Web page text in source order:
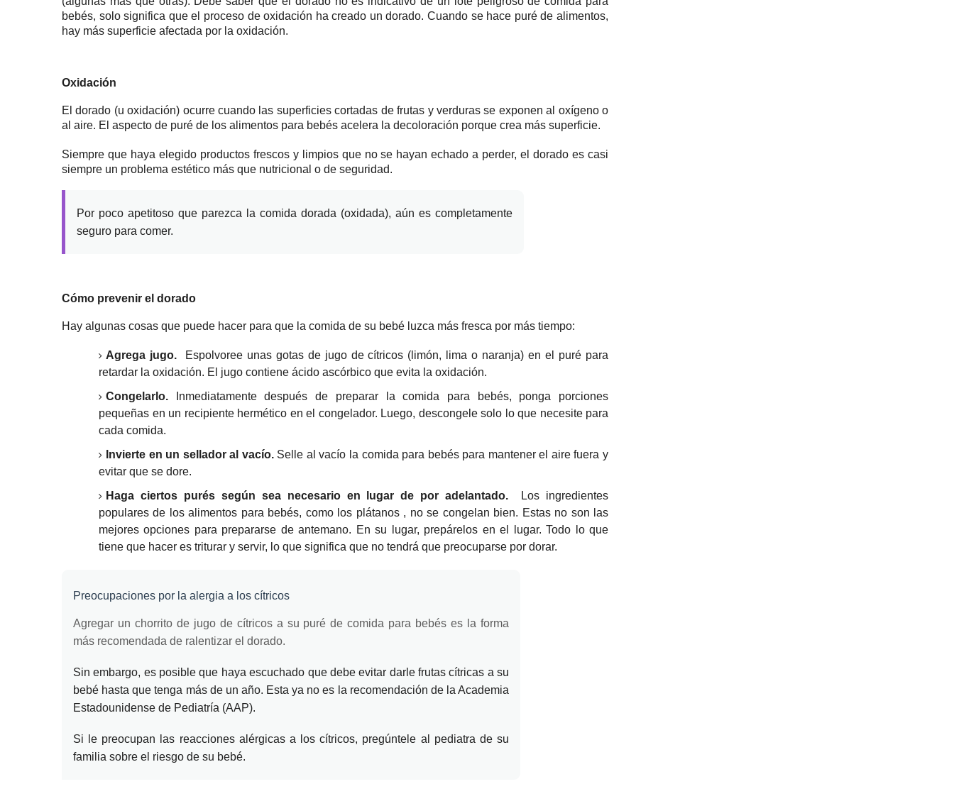
bebés, solo significa que el proceso de oxidación ha creado un dorado.Cuando se hace puré de alimentos,
hay más superficie afectada por la oxidación.
Oxidación
El dorado (u oxidación) ocurre cuando las superficies cortadas de frutas y verduras se exponen al oxígeno o
al aire. El aspecto de puré de los alimentos para bebés acelera la decoloración porque crea más superficie.
Siempre que haya elegido productos frescos y limpios que no se hayan echado a perder, el dorado es casi
siempre un problema estético más que nutricional o de seguridad.
Por poco apetitoso que parezca la comida dorada (oxidada), aún es completamente
seguro para comer.
Cómo prevenir el dorado
Hay algunas cosas que puede hacer para que la comida de su bebé luzca más fresca por más tiempo:
Agrega jugo.
Espolvoree unas gotas de jugo de cítricos (limón, lima o naranja) en el puré para
retardar la oxidación. El jugo contiene ácido ascórbico que evita la oxidación.
Congelarlo.
Inmediatamente después de preparar la comida para bebés, ponga porciones
pequeñas en un recipiente hermético en el congelador. Luego, descongele solo lo que necesite para
cada comida.
Invierte en un sellador al vacío. Selle al vacío la comida para bebés para mantener el aire fuera y
evitar que se dore.
Haga ciertos purés según sea necesario en lugar de por adelantado.
Los ingredientes
populares de los alimentos para bebés, como los plátanos, no se congelan bien. Estas no son las
mejores opciones para prepararse de antemano. En su lugar, prepárelos en el lugar.Todo lo que
tiene que hacer es triturar y servir, lo que significa que no tendrá que preocuparse por dorar.
Preocupaciones por la alergia a los cítricos
Agregar un chorrito de jugo de cítricos a su puré de comida para bebés es la forma
más recomendada de ralentizar el dorado.
Sin embargo, es posible que haya escuchado que debe evitar darle frutas cítricas a su
bebé hasta que tenga más de un año. Esta ya no es la recomendación de la Academia
Estadounidense de Pediatría (AAP).
Si le preocupan las reacciones alérgicas a los cítricos, pregúntele al pediatra de su
familia sobre el riesgo de su bebé.